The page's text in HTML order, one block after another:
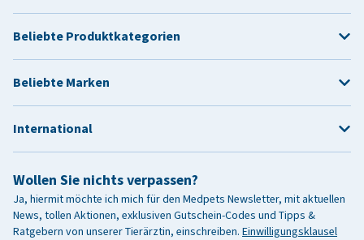
Wollen Sie nichts verpassen?
Ja, hiermit möchte ich mich für den Medpets Newsletter, mit aktuellen
News, tollen Aktionen, exklusiven Gutschein-Codes und Tipps &
Ratgebern von unserer Tierärztin, einschreiben. Einwilligungsklausel
Beliebte Produktkategorien
Beliebte Marken
International